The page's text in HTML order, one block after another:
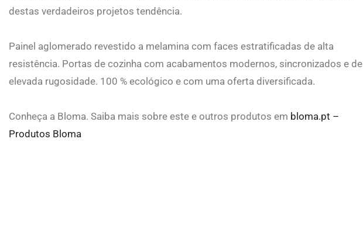
destas verdadeiros projetos tendência.
Painel aglomerado revestido a melamina com faces estratificadas de alta
resistência. Portas de cozinha com acabamentos modernos, sincronizados e de
elevada rugosidade. 100 % ecológico e com uma oferta diversificada.
Conheça a Bloma. Saiba mais sobre este e outros produtos em bloma.pt –
Produtos Bloma